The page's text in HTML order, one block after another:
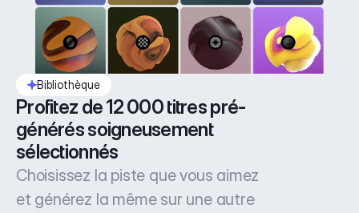
Bibliothèque
Profitez de 12 000 titres pré-
générés soigneusement
sélectionnés
Choisissez la piste que vous aimez
et générez la même sur une autre